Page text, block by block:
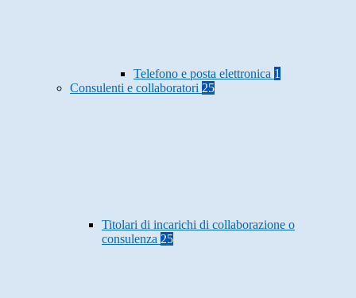
Telefono e posta elettronica 1
Consulenti e collaboratori 25
Titolari di incarichi di collaborazione o
consulenza 25